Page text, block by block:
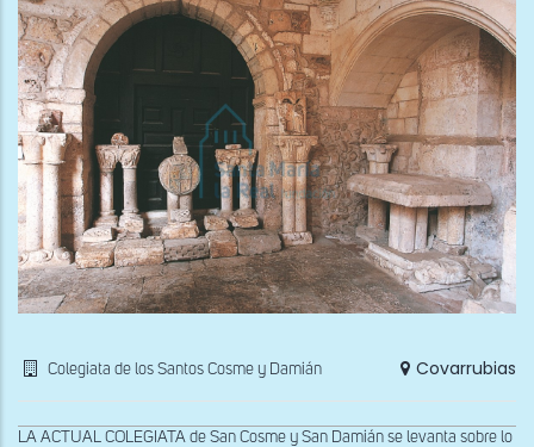
Colegiata de los Santos Cosme y Damián Covarrubias
LA ACTUAL COLEGIATA de San Cosme y San Damián se levanta sobre lo